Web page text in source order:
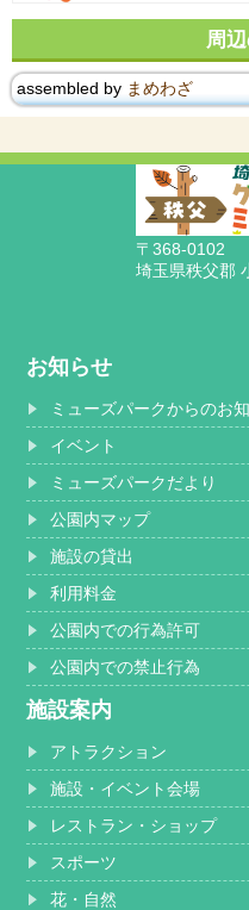
周
assembled by まめわざ
〒368-0102
埼玉県秩父郡
お知らせ
ミューズパークからのお
イベント
ミューズパークだより
公園内マップ
施設の貸出
利用料金
公園内での行為許可
公園内での禁止行為
施設案内
アトラクション
施設・イベント会場
レストラン・ショップ
スポーツ
花・自然